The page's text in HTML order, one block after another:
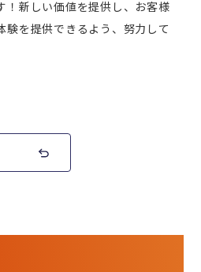
！新しい価値を提供し、お客様
験を提供できるよう、努力して